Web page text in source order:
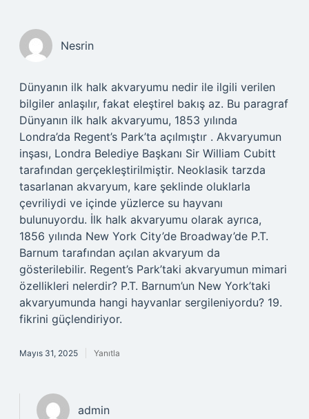
Nesrin
Dünyanın ilk halk akvaryumu nedir ile ilgili verilen
bilgiler anlaşılır, fakat eleştirel bakış az. Bu paragraf
Dünyanın ilk halk akvaryumu, 1853 yılında
Londra’da Regent’s Park’ta açılmıştır . Akvaryumun
inşası, Londra Belediye Başkanı Sir William Cubitt
tarafından gerçekleştirilmiştir. Neoklasik tarzda
tasarlanan akvaryum, kare şeklinde oluklarla
çevriliydi ve içinde yüzlerce su hayvanı
bulunuyordu. İlk halk akvaryumu olarak ayrıca,
1856 yılında New York City’de Broadway’de P.T.
Barnum tarafından açılan akvaryum da
gösterilebilir. Regent’s Park’taki akvaryumun mimari
özellikleri nelerdir? P.T. Barnum’un New York’taki
akvaryumunda hangi hayvanlar sergileniyordu? 19.
fikrini güçlendiriyor.
Mayıs 31, 2025 Yanıtla
admin